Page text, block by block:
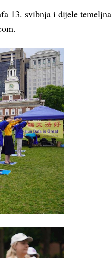
13. svibnja i dijele temeljna